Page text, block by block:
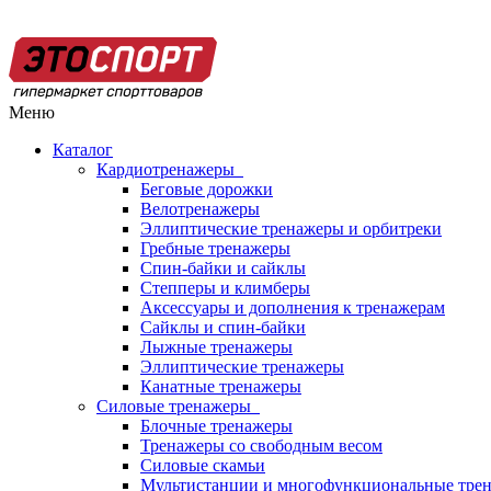
Меню
Каталог
Кардиотренажеры
Беговые дорожки
Велотренажеры
Эллиптические тренажеры и орбитреки
Гребные тренажеры
Спин-байки и сайклы
Степперы и климберы
Аксессуары и дополнения к тренажерам
Сайклы и спин-байки
Лыжные тренажеры
Эллиптические тренажеры
Канатные тренажеры
Силовые тренажеры
Блочные тренажеры
Тренажеры со свободным весом
Силовые скамьи
Мультистанции и многофункциональные